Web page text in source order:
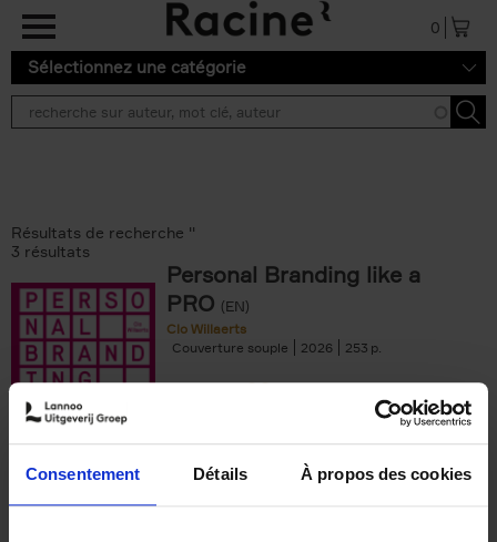
Consentement Détails À propos des cookies
Aller au contenu principal
0
Sélectionnez une catégorie
Résultats de recherche ''
3 résultats
Personal Branding like a
PRO (EN)
Clo Willaerts
Couverture souple
2026 253
€34,99